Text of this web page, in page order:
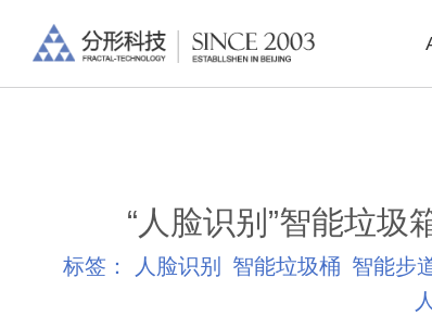
“人脸识别”智能垃圾
标签： 人脸识别 智能垃圾桶 智能步